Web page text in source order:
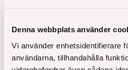
Denna webbplats använder
Vi använder enhetsidentifierare
användarna, tillhandahålla
i Barkarbystaden till Art-
Läs hela